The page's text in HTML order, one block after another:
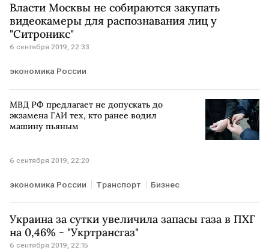
Власти Москвы не собираются закупать
видеокамеры для распознавания лиц у
"Ситроникс"
6 сентября 2019, 22:33
экономика России
МВД РФ предлагает не допускать до
экзамена ГАИ тех, кто ранее водил
машину пьяным
6 сентября 2019, 22:20
экономика России Транспорт Бизнес
Украина за сутки увеличила запасы газа в ПХГ
на 0,46% - "Укртрансгаз"
6 сентября 2019, 22:15